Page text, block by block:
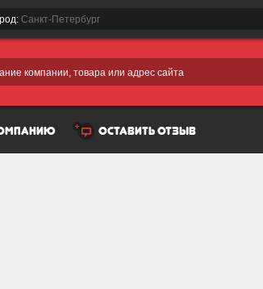
компании, товара или адрес сайта
Санкт-Петербург
оставить отзыв